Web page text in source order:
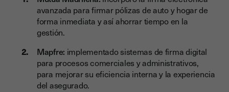
avanzada para firmar pólizas de auto y hogar de
forma inmediata y así ahorrar tiempo en la
gestión.
Mapfre: implementado sistemas de firma digital
para procesos comerciales y administrativos,
para mejorar su eficiencia interna y la experiencia
del asegurado.